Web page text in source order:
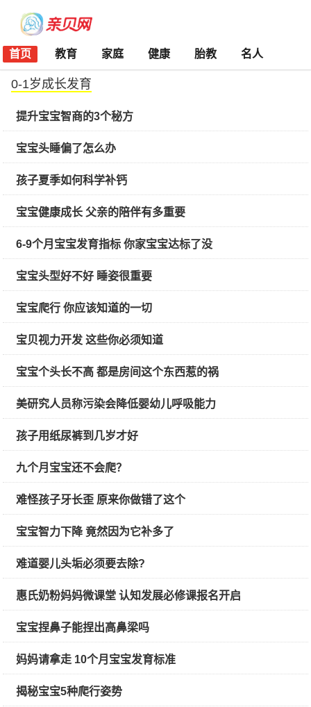
首页 教育 家庭 健康 胎教 名人
0-1岁成长发育
提升宝宝智商的3个秘方
宝宝头睡偏了怎么办
孩子夏季如何科学补钙
宝宝健康成长 父亲的陪伴有多重要
6-9个月宝宝发育指标 你家宝宝达标了没
宝宝头型好不好 睡姿很重要
宝宝爬行 你应该知道的一切
宝贝视力开发 这些你必须知道
宝宝个头长不高 都是房间这个东西惹的祸
美研究人员称污染会降低婴幼儿呼吸能力
孩子用纸尿裤到几岁才好
九个月宝宝还不会爬？
难怪孩子牙长歪 原来你做错了这个
宝宝智力下降 竟然因为它补多了
难道婴儿头垢必须要去除?
惠氏奶粉妈妈微课堂 认知发展必修课报名开启
宝宝捏鼻子能捏出高鼻梁吗
妈妈请拿走 10个月宝宝发育标准
揭秘宝宝5种爬行姿势